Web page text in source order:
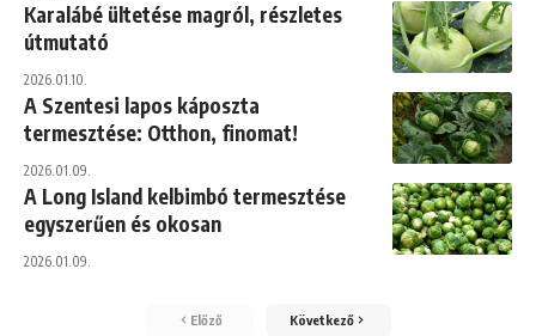
Karalábé ültetése magról, részletes
útmutató
2026.01.10.
A Szentesi lapos káposzta
termesztése: Otthon, finomat!
2026.01.09.
A Long Island kelbimbó termesztése
egyszerűen és okosan
2026.01.09.
Előző Következő